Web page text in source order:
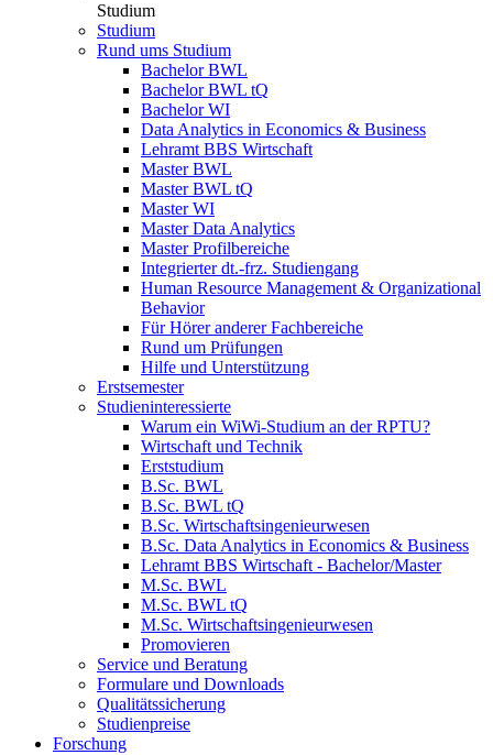
Studium
Studium
Rund ums Studium
Bachelor BWL
Bachelor BWL tQ
Bachelor WI
Data Analytics in Economics & Business
Lehramt BBS Wirtschaft
Master BWL
Master BWL tQ
Master WI
Master Data Analytics
Master Profilbereiche
Integrierter dt.-frz. Studiengang
Human Resource Management & Organizational
Behavior
Für Hörer anderer Fachbereiche
Rund um Prüfungen
Hilfe und Unterstützung
Erstsemester
Studieninteressierte
Warum ein WiWi-Studium an der RPTU?
Wirtschaft und Technik
Erststudium
B.Sc. BWL
B.Sc. BWL tQ
B.Sc. Wirtschaftsingenieurwesen
B.Sc. Data Analytics in Economics & Business
Lehramt BBS Wirtschaft - Bachelor/Master
M.Sc. BWL
M.Sc. BWL tQ
M.Sc. Wirtschaftsingenieurwesen
Promovieren
Service und Beratung
Formulare und Downloads
Qualitätssicherung
Studienpreise
Forschung